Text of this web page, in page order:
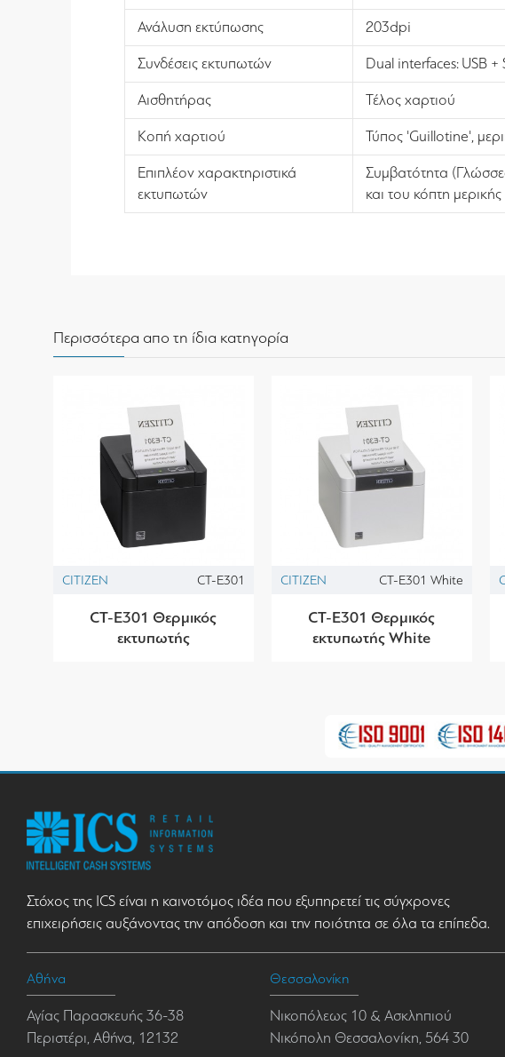
Ανάλυση εκτύπωσης 203dpi
Συνδέσεις εκτυπωτών Dual interfaces: USB
Αισθητήρας Τέλος χαρτιού
Κοπή χαρτιού Τύπος 'Guillotine',
Επιπλέον χαρακτηριστικά
εκτυπωτών
Συμβατότητα
και του κόπτη
Περισσότερα απο τη ίδια κατηγορία
CITIZEN CT-E301
CT-E301 Θερμικός
εκτυπωτής
CITIZEN CT-E301 White
CT-E301 Θερμικός
εκτυπωτής White
Στόχος της ICS είναι η καινοτόμος ιδέα που εξυπηρετεί τις σύγχρονες
επιχειρήσεις αυξάνοντας την απόδοση και την ποιότητα σε όλα τα επίπεδα.
Αθήνα
Αγίας Παρασκευής 36-38
Περιστέρι, Αθήνα, 12132
Θεσσαλονίκη
Νικοπόλεως 10 & Ασκληπιού
Νικόπολη Θεσσαλονίκη, 564 30